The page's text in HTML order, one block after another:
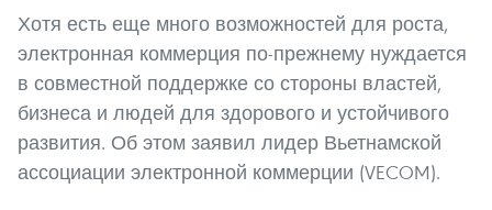
Хотя есть еще много возможностей для роста,
электронная коммерция по-прежнему нуждается
в совместной поддержке со стороны властей,
бизнеса и людей для здорового и устойчивого
развития. Об этом заявил лидер Вьетнамской
ассоциации электронной коммерции (VECOM).